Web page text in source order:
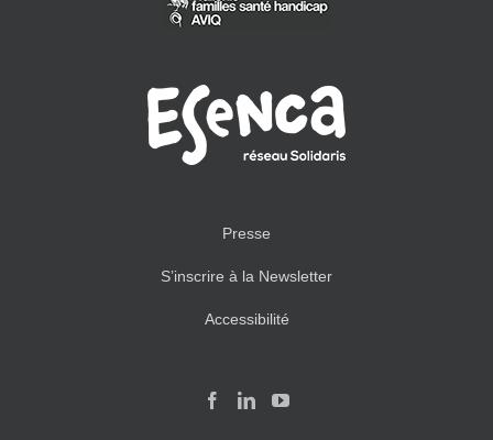
Presse
S’inscrire à la Newsletter
Accessibilité